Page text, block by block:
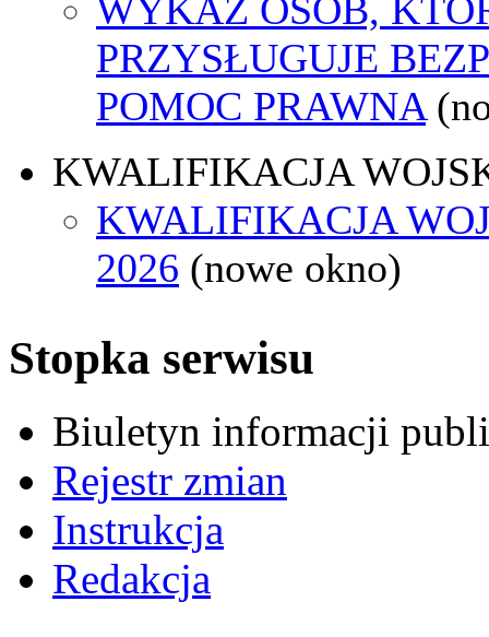
WYKAZ OSÓB,
PRZYSŁUGUJE
POMOC PRAWNA
KWALIFIKACJA
KWALIFIKACJA
2026 (nowe okno)
Stopka serwisu
Biuletyn informacji
Rejestr zmian
Instrukcja
Redakcja